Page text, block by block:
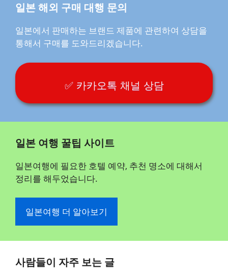
일본 해외 구매 대행 문의
일본에서 판매하는 브랜드 제품에 관련하여 상담을
통해서 구매를 도와드리겠습니다.
✅ 카카오톡 채널 상담
일본 여행 꿀팁 사이트
일본여행에 필요한 호텔 예약, 추천 명소에 대해서
정리를 해두었습니다.
일본여행 더 알아보기
사람들이 자주 보는 글